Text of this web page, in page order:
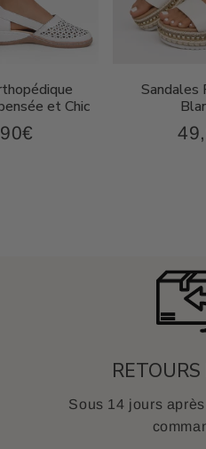
et Chic
Sandales
Prix
Sous 14 jours